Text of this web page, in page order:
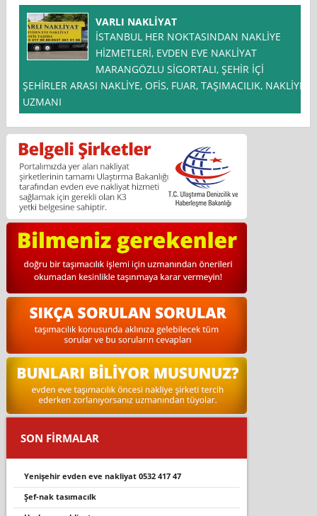
VARLI NAKLİYAT
İSTANBUL HER NOKTASINDAN NAKLİYE
HİZMETLERİ, EVDEN EVE NAKLİYAT
MARANGÖZLU SİGORTALI, ŞEHİR İÇİ
ŞEHİRLER ARASI NAKLİYE, OFİS, FUAR, TAŞIMACILIK, NAKLİYE
UZMANI
SON FİRMALAR
yeni̇şehi̇r evden eve nakli̇yat 0532 417 47
şef-nak tasımacılk